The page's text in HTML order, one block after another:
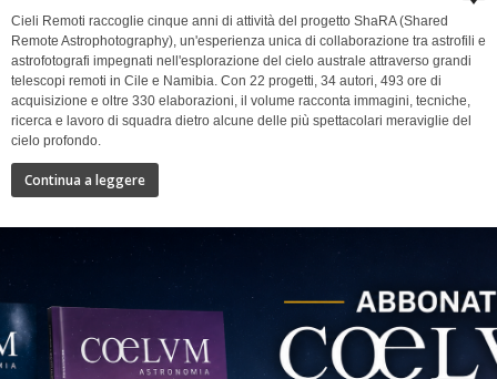
Cieli Remoti raccoglie cinque anni di attività del progetto ShaRA (Shared
Remote Astrophotography), un'esperienza unica di collaborazione tra astrofili e
astrofotografi impegnati nell'esplorazione del cielo australe attraverso grandi
telescopi remoti in Cile e Namibia. Con 22 progetti, 34 autori, 493 ore di
acquisizione e oltre 330 elaborazioni, il volume racconta immagini, tecniche,
ricerca e lavoro di squadra dietro alcune delle più spettacolari meraviglie del
cielo profondo.
Continua a leggere